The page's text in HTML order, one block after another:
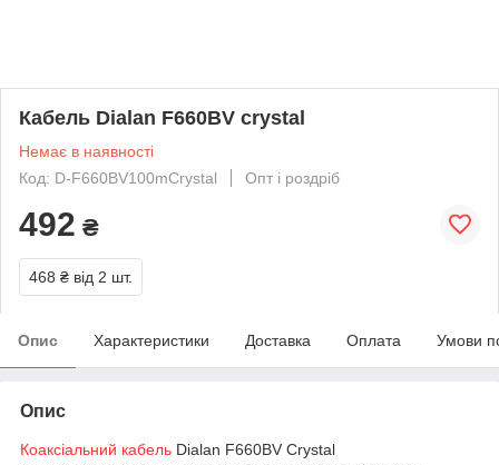
Кабель Dialan F660BV crystal
Немає в наявності
Код: D-F660BV100mCrystal
Опт і роздріб
492 ₴
468 ₴ від 2 шт.
Опис Характеристики Доставка Оплата Умови
Опис
Коаксіальний кабель Dialan F660BV Crystal